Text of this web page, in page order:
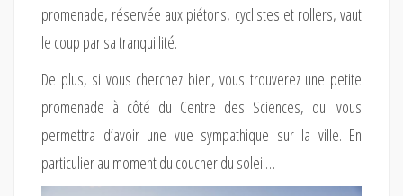
promenade, réservée aux piétons, cyclistes et rollers, vaut
le coup par sa tranquillité.
De plus, si vous cherchez bien, vous trouverez une petite
promenade à côté du Centre des Sciences, qui vous
permettra d’avoir une vue sympathique sur la ville. En
particulier au moment du coucher du soleil…